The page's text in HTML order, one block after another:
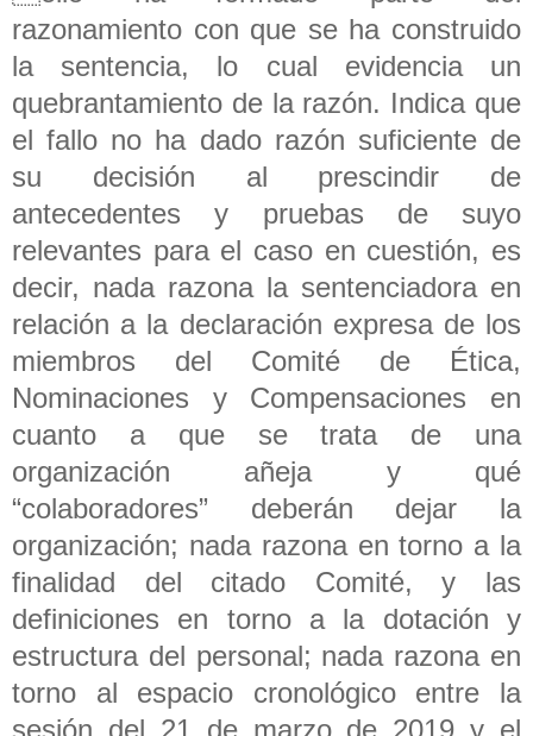
razonamiento con que se ha construido
la sentencia, lo cual evidencia un
quebrantamiento de la razón. Indica que
el fallo no ha dado razón suficiente de
su decisión al prescindir de
antecedentes y pruebas de suyo
relevantes para el caso en cuestión, es
decir, nada razona la sentenciadora en
relación a la declaración expresa de los
miembros del Comité de Ética,
Nominaciones y Compensaciones en
cuanto a que se trata de una
organización añeja y qué
“colaboradores” deberán dejar la
organización; nada razona en torno a la
finalidad del citado Comité, y las
definiciones en torno a la dotación y
estructura del personal; nada razona en
torno al espacio cronológico entre la
sesión del 21 de marzo de 2019 y el